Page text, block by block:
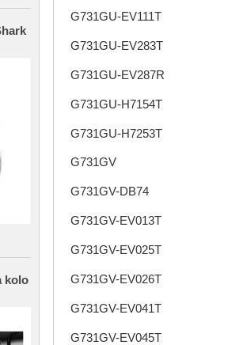
G731GU-EV111T
G731GU-EV283T
G731GU-EV287R
G731GU-H7154T
G731GU-H7253T
G731GV
G731GV-DB74
G731GV-EV013T
G731GV-EV025T
G731GV-EV026T
G731GV-EV041T
G731GV-EV045T
kolo